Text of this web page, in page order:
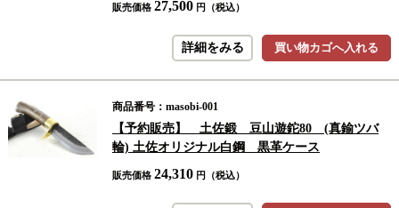
販売価格 27,500 円（税込）
買い物カゴへ入れる
詳細をみる
商品番号：masobi-001
【予約販売】 土佐鍛 豆山遊鉈80 (真鍮ツバ
輪) 土佐オリジナル白鋼 黒革ケース
販売価格 24,310 円（税込）